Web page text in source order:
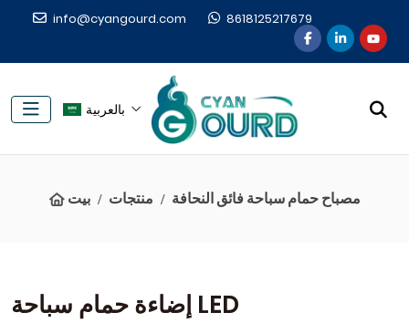
info@cyangourd.com 8618125217679
بالعربية
بيت منتجات مصباح حمام سباحة فائق النحافة
إضاءة حمام سباحة LED